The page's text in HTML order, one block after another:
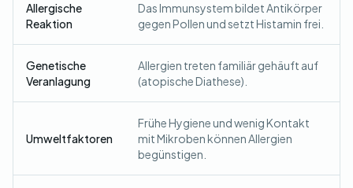
Allergische
Reaktion
Das Immunsystem bildet Antikörper
gegen Pollen und setzt Histamin frei.
Genetische
Veranlagung
Allergien treten familiär gehäuft auf
(atopische Diathese).
Umweltfaktoren
Frühe Hygiene und wenig Kontakt
mit Mikroben können Allergien
begünstigen.